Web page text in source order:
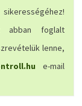
abban foglalt
lenne,
e-mail